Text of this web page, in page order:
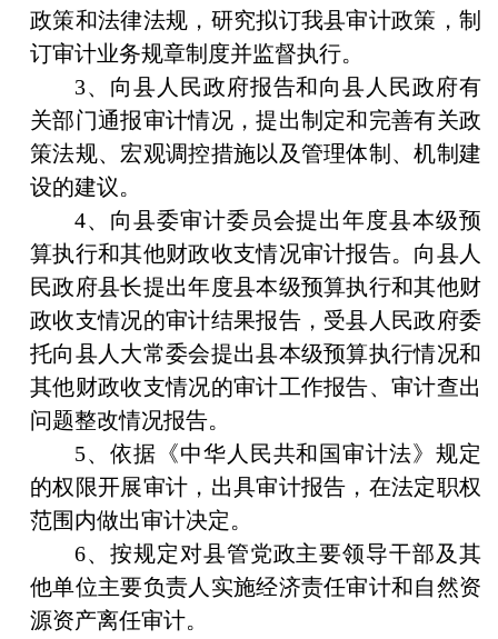
政策和法律法规，研究拟订我县审计政策，制
订审计业务规章制度并监督执行。
3、向县人民政府报告和向县人民政府有
关部门通报审计情况，提出制定和完善有关政
策法规、宏观调控措施以及管理体制、机制建
设的建议。
4、向县委审计委员会提出年度县本级预
算执行和其他财政收支情况审计报告。向县人
民政府县长提出年度县本级预算执行和其他财
政收支情况的审计结果报告，受县人民政府委
托向县人大常委会提出县本级预算执行情况和
其他财政收支情况的审计工作报告、审计查出
问题整改情况报告。
5、依据《中华人民共和国审计法》规定
的权限开展审计，出具审计报告，在法定职权
范围内做出审计决定。
6、按规定对县管党政主要领导干部及其
他单位主要负责人实施经济责任审计和自然资
源资产离任审计。